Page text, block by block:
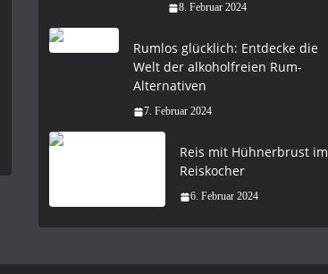
8. Februar 2024
Rumlos glücklich: Entdecke die
Welt der alkoholfreien Rum-
Alternativen
7. Februar 2024
Reis mit Hühnerbrust im
Reiskocher
6. Februar 2024